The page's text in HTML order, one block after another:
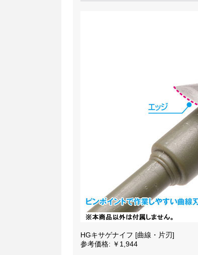
HGキサゲナイフ [曲線・片刃]
参考価格: ￥1,944